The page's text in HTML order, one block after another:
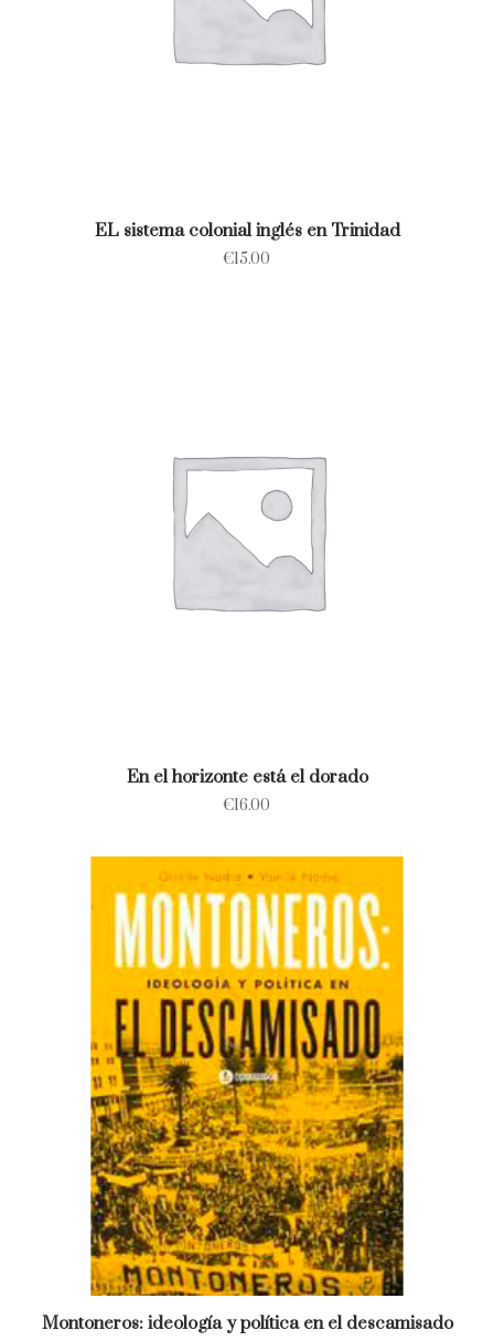
EL sistema colonial inglés en Trinidad
€15.00
En el horizonte está el dorado
€16.00
Montoneros: ideología y política en el descamisado